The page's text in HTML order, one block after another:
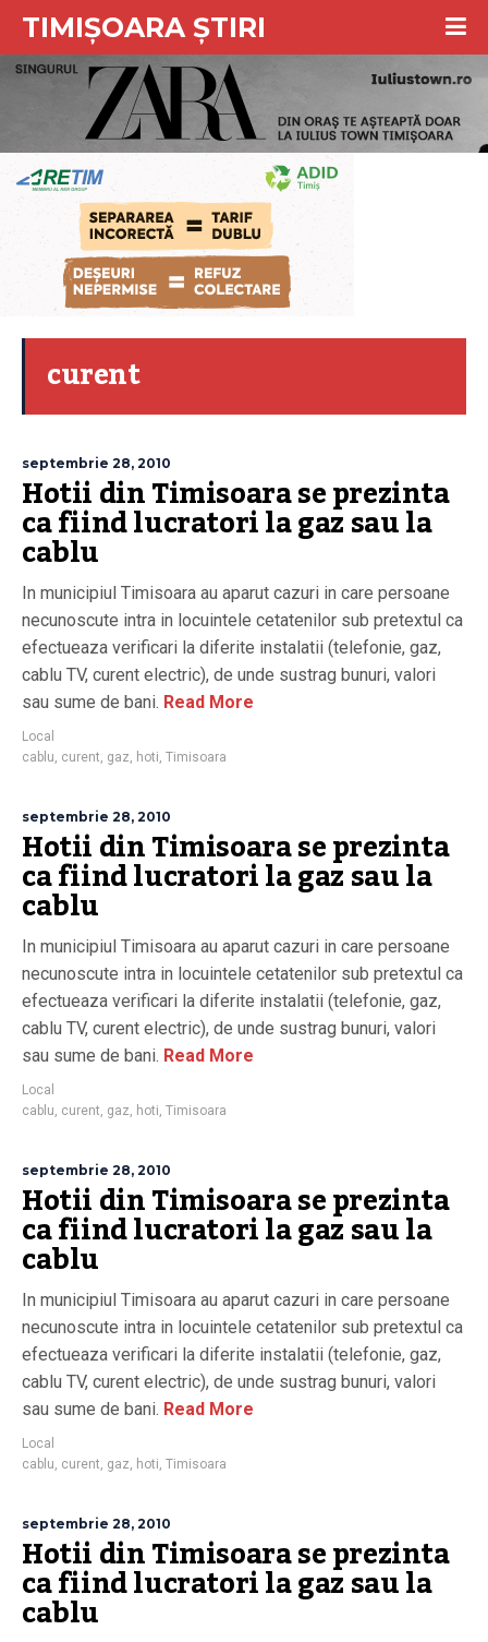
TIMIȘOARA ȘTIRI
curent
septembrie 28, 2010
Hotii din Timisoara se prezinta
ca fiind lucratori la gaz sau la
cablu
In municipiul Timisoara au aparut cazuri in care persoane
necunoscute intra in locuintele cetatenilor sub pretextul ca
efectueaza verificari la diferite instalatii (telefonie, gaz,
cablu TV, curent electric), de unde sustrag bunuri, valori
sau sume de bani. Read More
Local
cablu, curent, gaz, hoti, Timisoara
septembrie 28, 2010
Hotii din Timisoara se prezinta
ca fiind lucratori la gaz sau la
cablu
In municipiul Timisoara au aparut cazuri in care persoane
necunoscute intra in locuintele cetatenilor sub pretextul ca
efectueaza verificari la diferite instalatii (telefonie, gaz,
cablu TV, curent electric), de unde sustrag bunuri, valori
sau sume de bani. Read More
Local
cablu, curent, gaz, hoti, Timisoara
septembrie 28, 2010
Hotii din Timisoara se prezinta
ca fiind lucratori la gaz sau la
cablu
In municipiul Timisoara au aparut cazuri in care persoane
necunoscute intra in locuintele cetatenilor sub pretextul ca
efectueaza verificari la diferite instalatii (telefonie, gaz,
cablu TV, curent electric), de unde sustrag bunuri, valori
sau sume de bani. Read More
Local
cablu, curent, gaz, hoti, Timisoara
septembrie 28, 2010
Hotii din Timisoara se prezinta
ca fiind lucratori la gaz sau la
cablu